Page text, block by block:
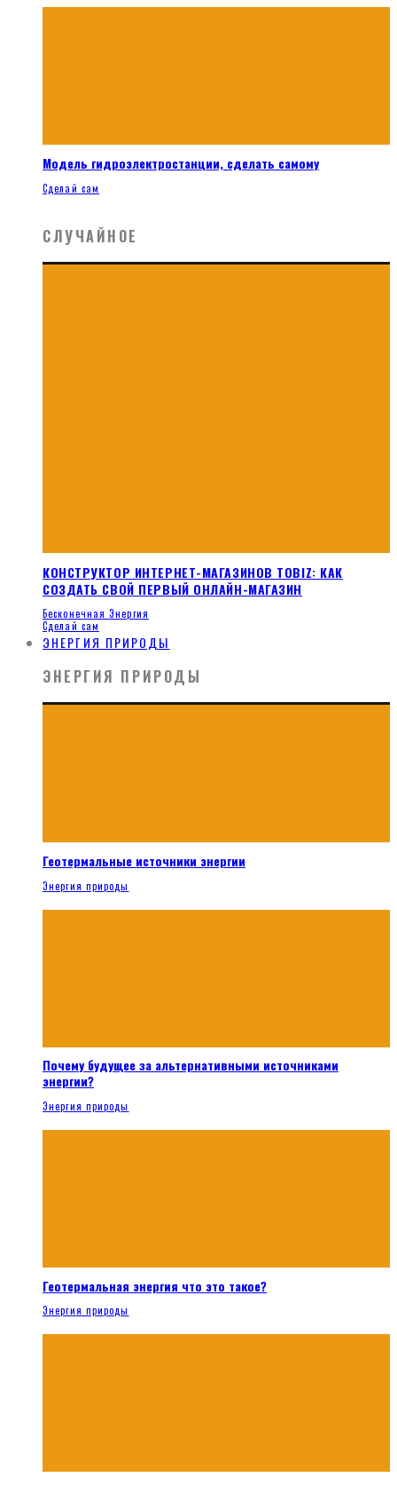
Модель гидроэлектростанции, сделать самому
Сделай сам
СЛУЧАЙНОЕ
КОНСТРУКТОР ИНТЕРНЕТ-МАГАЗИНОВ TOBIZ: КАК
СОЗДАТЬ СВОЙ ПЕРВЫЙ ОНЛАЙН-МАГАЗИН
Бесконечная Энергия
Сделай сам
ЭНЕРГИЯ ПРИРОДЫ
ЭНЕРГИЯ ПРИРОДЫ
Геотермальные источники энергии
Энергия природы
Почему будущее за альтернативными источниками
энергии?
Энергия природы
Геотермальная энергия что это такое?
Энергия природы